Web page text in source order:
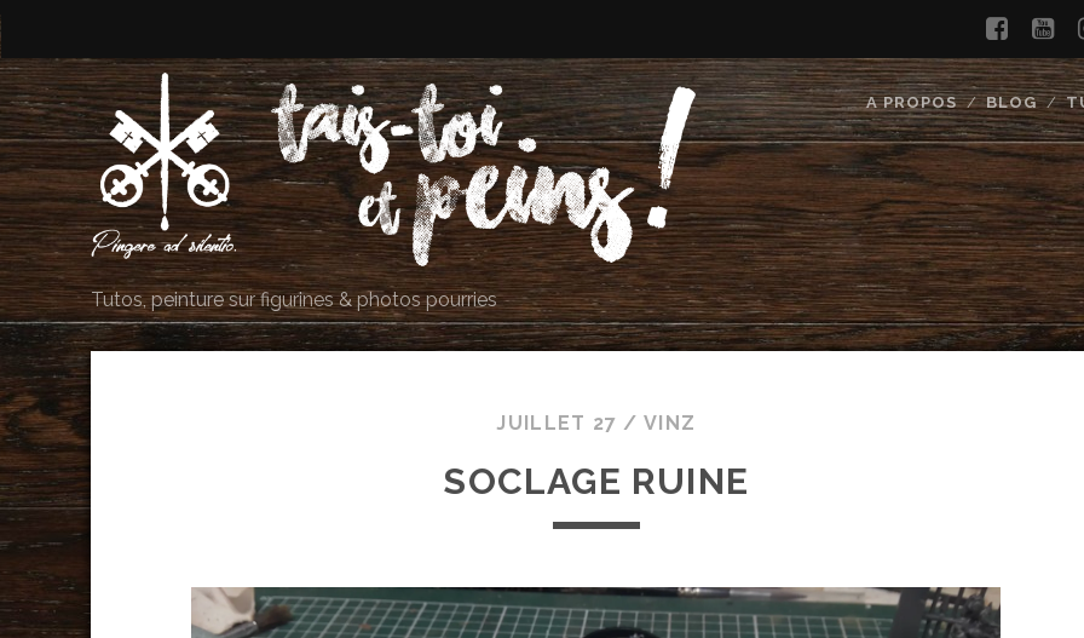
Tutos, peinture sur figurines & photos pourries
A PROPOS BLOG
JUILLET 27 /VINZ
SOCLAGE RUINE